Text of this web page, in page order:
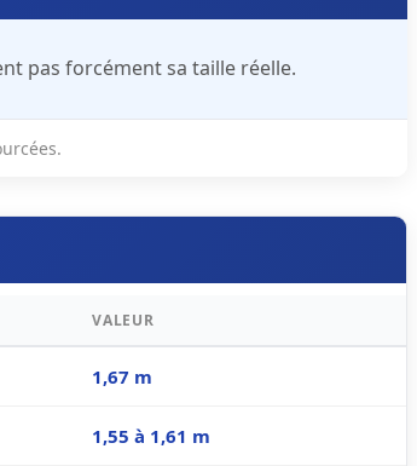
pas forcément sa taille réelle.
VALEUR
1,67 m
1,55 à 1,61 m